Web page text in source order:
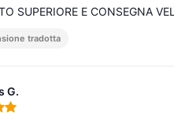
SUPERIORE E CONSEGNA
tradotta
G.
5